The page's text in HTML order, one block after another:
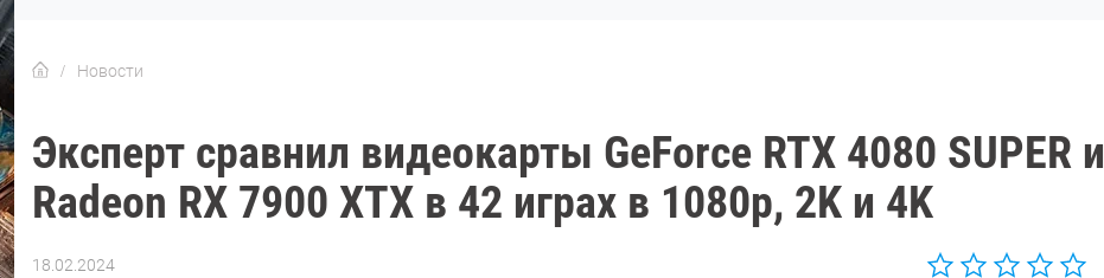
Новости
Эксперт сравнил видеокарты GeForce RTX 4080 SUPER и
Radeon RX 7900 XTX в 42 играх в 1080p, 2K и 4K
18.02.2024